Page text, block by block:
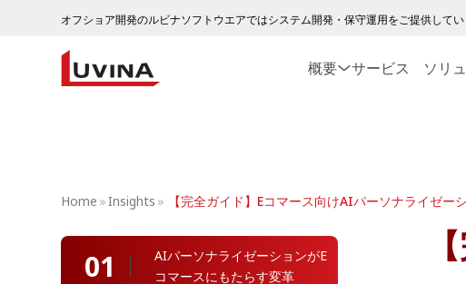
オフショア開発のルビナソフトウエアではシステム開発・保守運用をご提供してい
概要 サービス ソリ
Home »Insights » 【完全ガイド】Eコマース向けAIパーソナライゼ
01
AIパーソナライゼーションがE
コマースにもたらす変革